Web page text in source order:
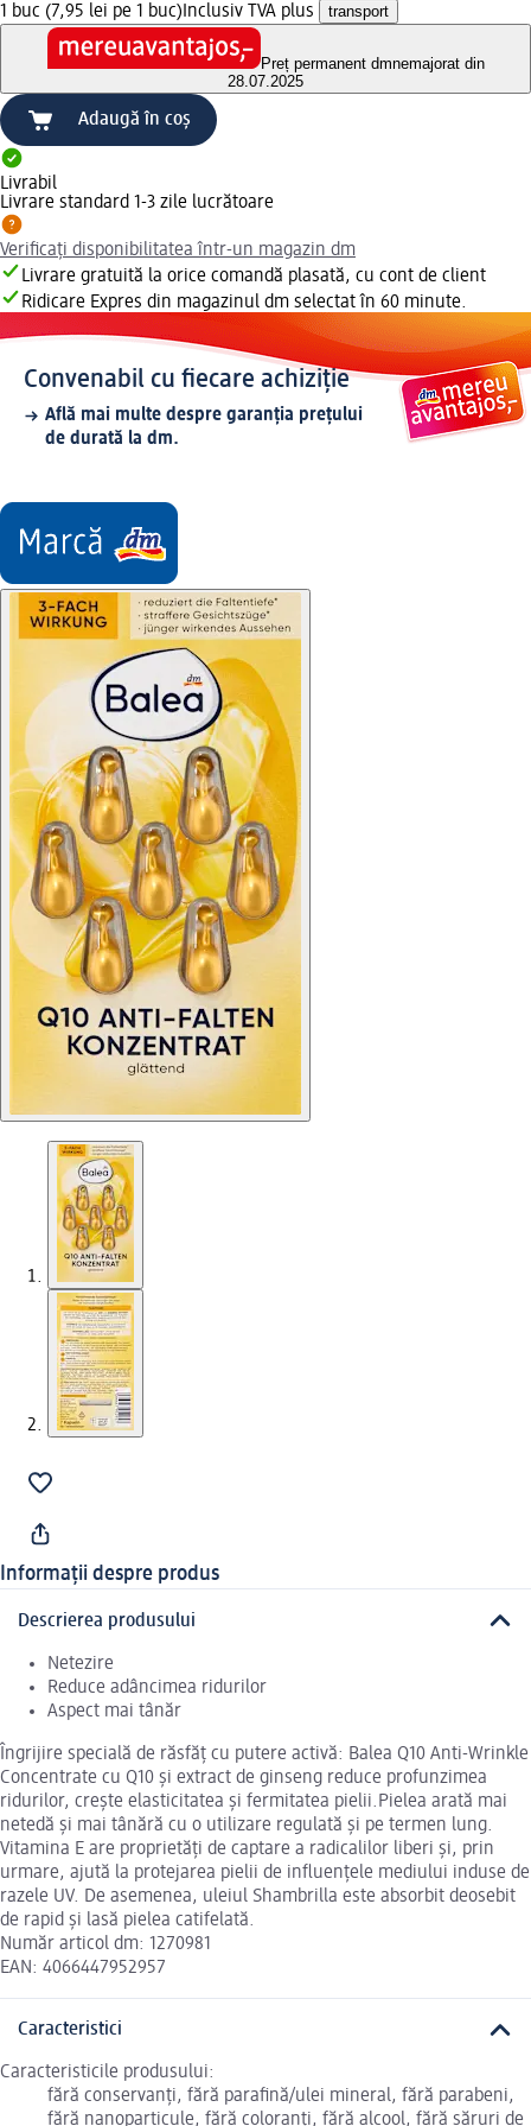
1 buc (7,95 lei pe 1 buc) Inclusiv TVA plus transport
Preț permanent dmnemajorat din
28.07.2025
Adaugă în coș
Livrabil
Livrare standard 1-3 zile lucrătoare
Verificați disponibilitatea într-un magazin dm
Livrare gratuită la orice comandă plasată, cu cont de client
Ridicare Expres din magazinul dm selectat în 60 minute.
Convenabil cu fiecare achiziție
Află mai multe despre garanția prețului
de durată la dm.
Informații despre produs
Descrierea produsului
Netezire
Reduce adâncimea ridurilor
Aspect mai tânăr
Îngrijire specială de răsfăț cu putere activă: Balea Q10 Anti-Wrinkle
Concentrate cu Q10 și extract de ginseng reduce profunzimea
ridurilor, crește elasticitatea și fermitatea pielii.Pielea arată mai
netedă și mai tânără cu o utilizare regulată și pe termen lung.
Vitamina E are proprietăți de captare a radicalilor liberi și, prin
urmare, ajută la protejarea pielii de influențele mediului induse de
razele UV. De asemenea, uleiul Shambrilla este absorbit deosebit
de rapid și lasă pielea catifelată.
Număr articol dm: 1270981
EAN: 4066447952957
Caracteristici
Caracteristicile produsului:
fără conservanți, fără parafină/ulei mineral, fără parabeni,
fără nanoparticule, fără coloranți, fără alcool, fără săruri de